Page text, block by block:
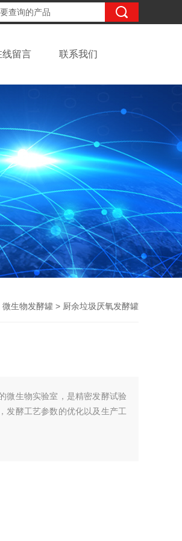
线留言 联系我们
微生物发酵罐 > 厨余垃圾厌氧发酵罐
微生物实验室，是精密发酵试验
发酵工艺参数的优化以及生产工